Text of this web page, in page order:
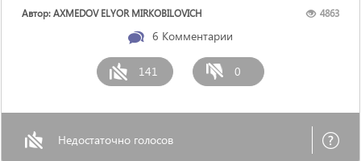
Автор: AXMEDOV ELYOR MIRKOBILOVICH 4863
6 Комментарии
141 0
Недостаточно голосов